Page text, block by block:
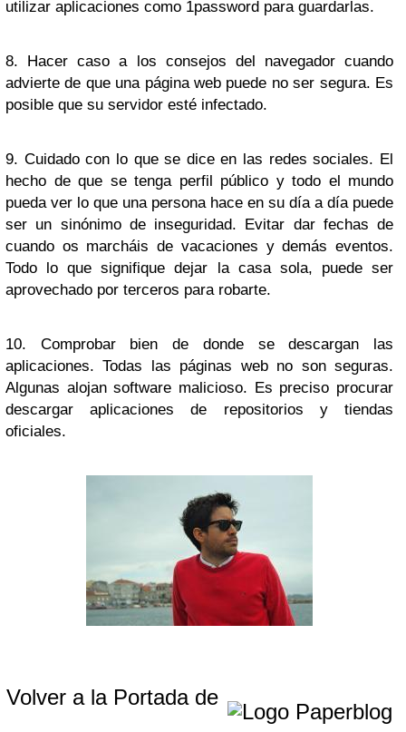
utilizar aplicaciones como 1password para guardarlas.
8. Hacer caso a los consejos del navegador cuando
advierte de que una página web puede no ser segura. Es
posible que su servidor esté infectado.
9. Cuidado con lo que se dice en las redes sociales. El
hecho de que se tenga perfil público y todo el mundo
pueda ver lo que una persona hace en su día a día puede
ser un sinónimo de inseguridad. Evitar dar fechas de
cuando os marcháis de vacaciones y demás eventos.
Todo lo que signifique dejar la casa sola, puede ser
aprovechado por terceros para robarte.
10. Comprobar bien de donde se descargan las
aplicaciones. Todas las páginas web no son seguras.
Algunas alojan software malicioso. Es preciso procurar
descargar aplicaciones de repositorios y tiendas
oficiales.
Volver a la Portada de